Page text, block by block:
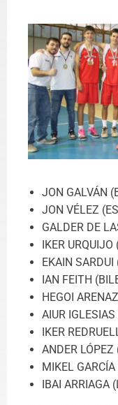
JON GALVÁN
JON VÉLEZ
GALDER DE
IKER
EKAIN
IAN FEITH
HEGOI
AIUR
IKER
ANDER LÓPEZ
MIKEL
IBAI ARRIAGA